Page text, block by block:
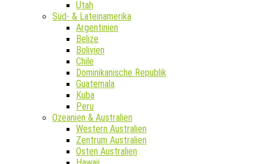
Utah
Süd- & Lateinamerika
Argentinien
Belize
Bolivien
Chile
Dominikanische Republik
Guatemala
Kuba
Peru
Ozeanien & Australien
Western Australien
Zentrum Australien
Osten Australien